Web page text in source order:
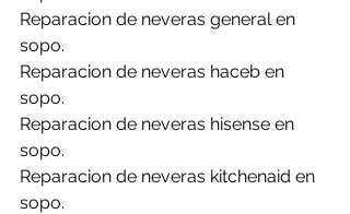
Reparacion de neveras general en
sopo.
Reparacion de neveras haceb en
sopo.
Reparacion de neveras hisense en
sopo.
Reparacion de neveras kitchenaid en
sopo.